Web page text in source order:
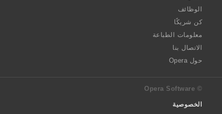
الوظائف
كن شريكًا
معلومات الطباعة
الاتصال بنا
حول Opera
© Opera Software
الخصوصية